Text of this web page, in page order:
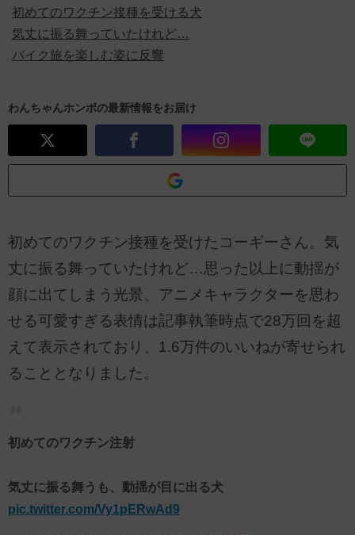
初めてのワクチン接種を受ける犬
気丈に振る舞っていたけれど…
バイク旅を楽しむ姿に反響
わんちゃんホンポの最新情報をお届け
初めてのワクチン接種を受けたコーギーさん。気
丈に振る舞っていたけれど…思った以上に動揺が
顔に出てしまう光景、アニメキャラクターを思わ
せる可愛すぎる表情は記事執筆時点で28万回を超
えて表示されており、1.6万件のいいねが寄せられ
ることとなりました。
初めてのワクチン注射
気丈に振る舞うも、動揺が目に出る犬
pic.twitter.com/Vy1pERwAd9